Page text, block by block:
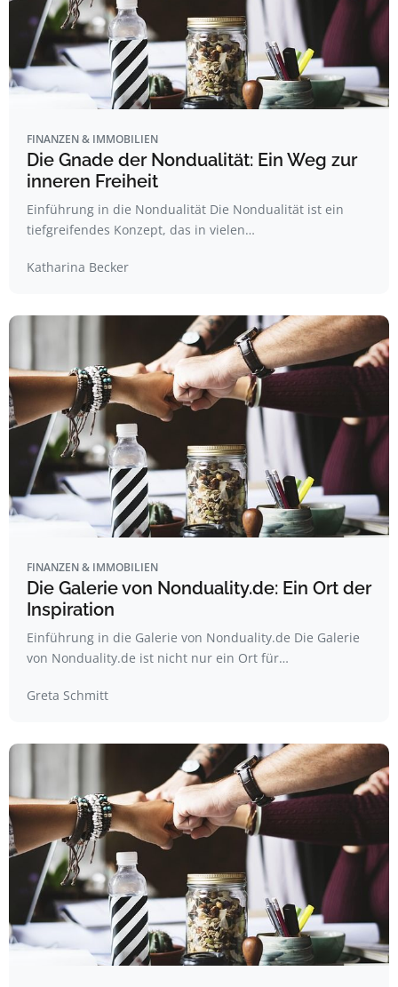
FINANZEN & IMMOBILIEN
Die Gnade der Nondualität: Ein Weg zur
inneren Freiheit
Einführung in die Nondualität Die Nondualität ist ein
tiefgreifendes Konzept, das in vielen…
Katharina Becker
FINANZEN & IMMOBILIEN
Die Galerie von Nonduality.de: Ein Ort der
Inspiration
Einführung in die Galerie von Nonduality.de Die Galerie
von Nonduality.de ist nicht nur ein Ort für…
Greta Schmitt